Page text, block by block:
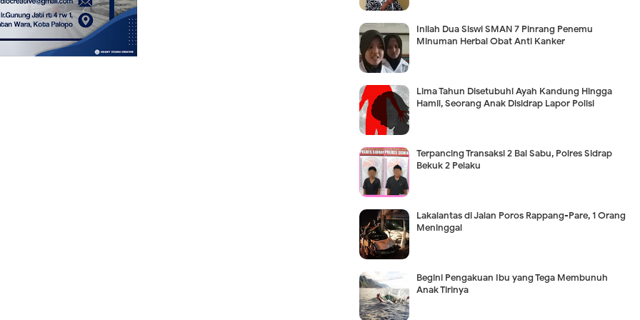
Inilah Dua Siswi SMAN 7 Pinrang Penemu
Minuman Herbal Obat Anti Kanker
Lima Tahun Disetubuhi Ayah Kandung Hingga
Hamil, Seorang Anak Disidrap Lapor Polisi
Terpancing Transaksi 2 Bal Sabu, Polres Sidrap
Bekuk 2 Pelaku
Lakalantas di Jalan Poros Rappang-Pare, 1 Orang
Meninggal
Begini Pengakuan Ibu yang Tega Membunuh
Anak Tirinya